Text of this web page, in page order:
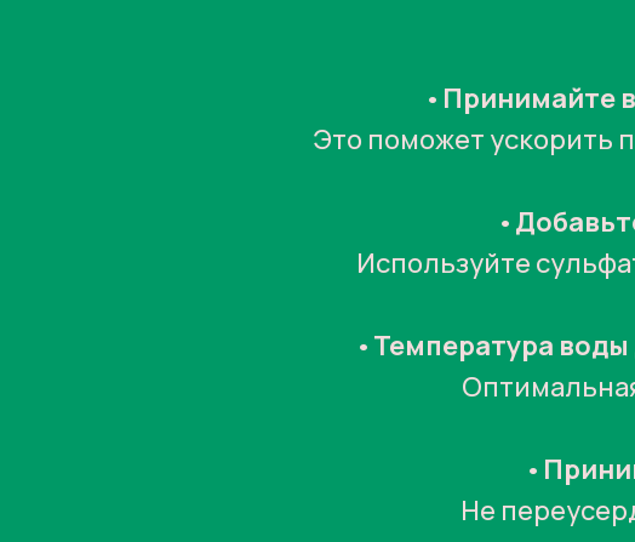
• Принимайте
Это поможет ускорить
•
Используйте
• Температура
•
Не